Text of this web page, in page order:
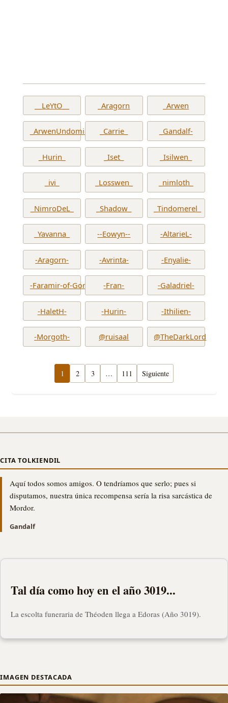
__LeYtO__ _Aragorn _Arwen
_ArwenUndomiel_ _Carrie_ _Gandalf-
_Hurin_ _Iset_ _Isilwen_
_ivi_ _Losswen_ _nimloth_
_NimroDeL_ _Shadow_ _Tindomerel_
_Yavanna_ --Eowyn-- -AltarieL-
-Aragorn- -Avrinta- -Enyalie-
-Faramir-of-Gondor- -Fran- -Galadriel-
-HaletH- -Hurin- -Ithilien-
-Morgoth- @ruisaal @TheDarkLord
1 2 3 … 111 Siguiente
CITA TOLKIENDIL
Aquí todos somos amigos. O tendríamos que serlo; pues si
disputamos, nuestra única recompensa sería la risa sarcástica de
Mordor.
Gandalf
Tal día como hoy en el año 3019...
La escolta funeraria de Théoden llega a Edoras (Año 3019).
IMAGEN DESTACADA